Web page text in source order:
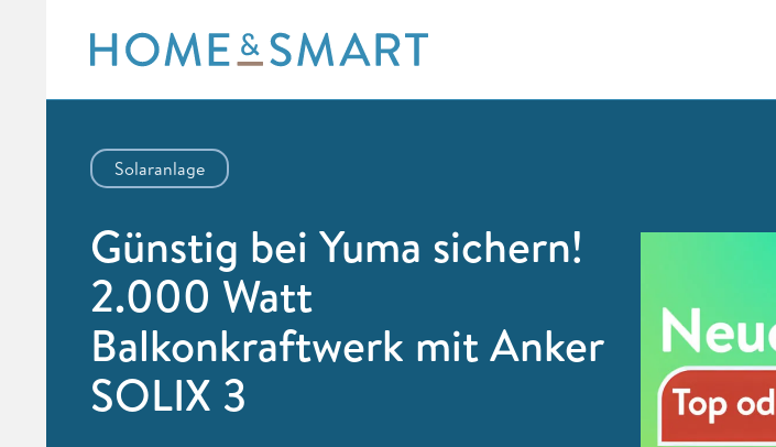
content
Solaranlage
Günstig bei Yuma sichern!
2.000 Watt
Balkonkraftwerk mit Anker
SOLIX 3